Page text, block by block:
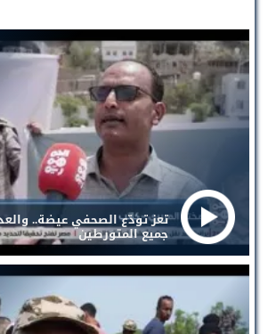
تعز تودّع الصحفي عيضة..
جميع المتورطين